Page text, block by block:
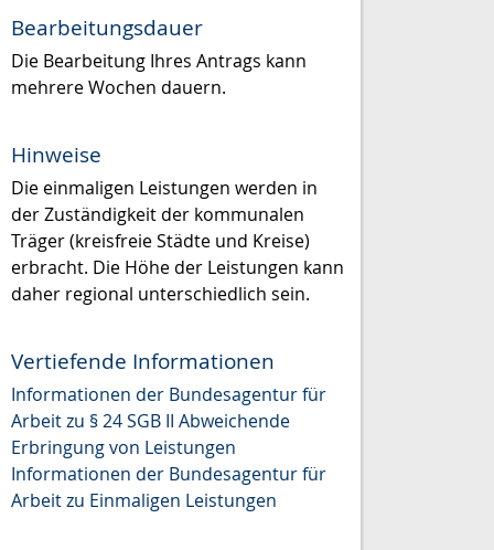
Bearbeitungsdauer
Die Bearbeitung Ihres Antrags kann
mehrere Wochen dauern.
Hinweise
Die einmaligen Leistungen werden in
der Zuständigkeit der kommunalen
Träger (kreisfreie Städte und Kreise)
erbracht. Die Höhe der Leistungen kann
daher regional unterschiedlich sein.
Vertiefende Informationen
Informationen der Bundesagentur für
Arbeit zu § 24 SGB II Abweichende
Erbringung von Leistungen
Informationen der Bundesagentur für
Arbeit zu Einmaligen Leistungen